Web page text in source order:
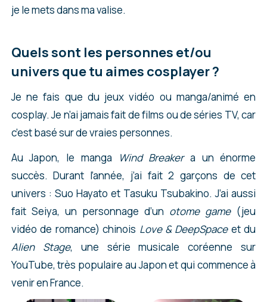
je le mets dans ma valise.
Quels sont les personnes et/ou
univers que tu aimes cosplayer ?
Je ne fais que du jeux vidéo ou manga/animé en
cosplay. Je n’ai jamais fait de films ou de séries TV, car
c’est basé sur de vraies personnes.
Au Japon, le manga
Wind Breakera un énorme
succès. Durant l’année, j’ai fait 2 garçons de cet
univers : Suo Hayato et Tasuku Tsubakino. J’ai aussi
fait Seiya, un personnage d’un otome game(jeu
vidéo de romance) chinois Love & DeepSpaceet du
Alien Stage, une série musicale coréenne sur
YouTube, très populaire au Japon et qui commence à
venir en France.